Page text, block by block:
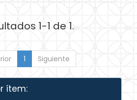
1-1 de 1.
1 Siguiente
ítem: